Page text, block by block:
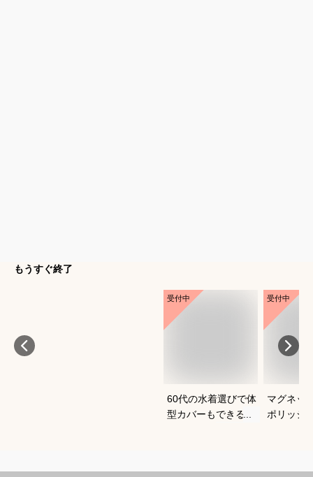
もうすぐ終了
受付中
60代の水着選びで体
型カバーもできるお
受付中
マグネッ
ポリッシ